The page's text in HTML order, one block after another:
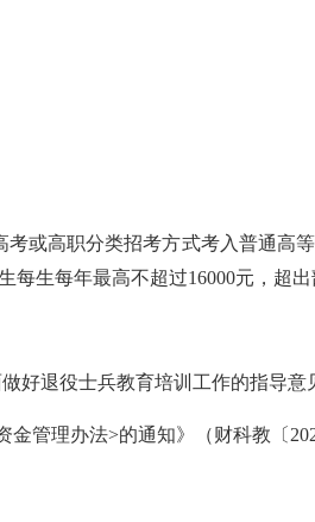
高职分类招考方式考入普通高
每生每年最高不超过16000元，超出
退役士兵教育培训工作的指导意
理办法>的通知》（财科教〔